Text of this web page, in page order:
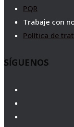
PQR
Trabaje con
Política de
SÍGUENOS